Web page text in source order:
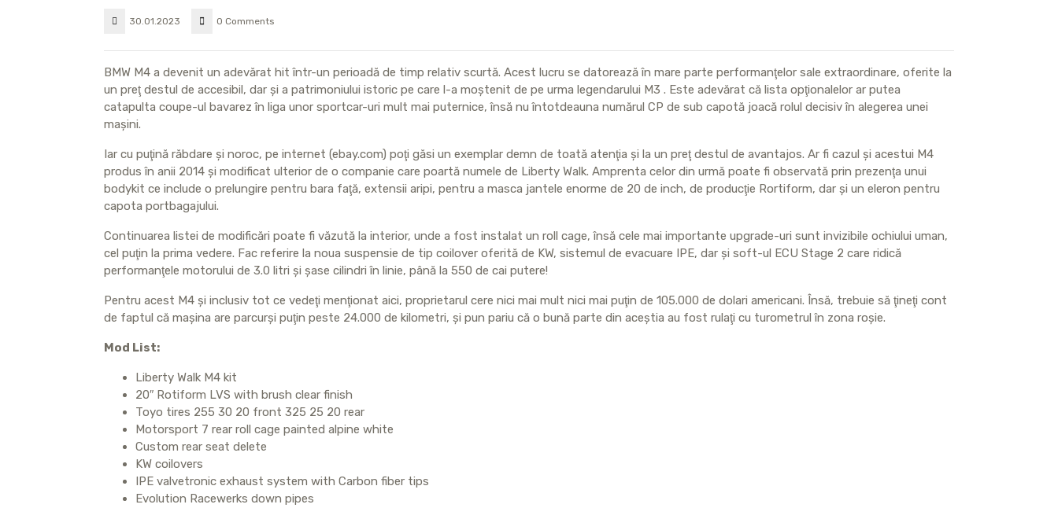
30.01.2023 0 Comments
BMW M4 a devenit un adevărat hit într-un perioadă de timp relativ scurtă. Acest lucru se datorează în mare parte performanţelor sale extraordinare, oferite la
un preţ destul de accesibil, dar şi a patrimoniului istoric pe care l-a moştenit de pe urma legendarului M3 . Este adevărat că lista opţionalelor ar putea
catapulta coupe-ul bavarez în liga unor sportcar-uri mult mai puternice, însă nu întotdeauna numărul CP de sub capotă joacă rolul decisiv în alegerea unei
maşini.
Iar cu puţină răbdare şi noroc, pe internet (ebay.com) poţi găsi un exemplar demn de toată atenţia şi la un preţ destul de avantajos. Ar fi cazul şi acestui M4
produs în anii 2014 şi modificat ulterior de o companie care poartă numele de Liberty Walk. Amprenta celor din urmă poate fi observată prin prezenţa unui
bodykit ce include o prelungire pentru bara faţă, extensii aripi, pentru a masca jantele enorme de 20 de inch, de producţie Rortiform, dar şi un eleron pentru
capota portbagajului.
Continuarea listei de modificări poate fi văzută la interior, unde a fost instalat un roll cage, însă cele mai importante upgrade-uri sunt invizibile ochiului uman,
cel puţin la prima vedere. Fac referire la noua suspensie de tip coilover oferită de KW, sistemul de evacuare IPE, dar şi soft-ul ECU Stage 2 care ridică
performanţele motorului de 3.0 litri şi şase cilindri în linie, până la 550 de cai putere!
Pentru acest M4 şi inclusiv tot ce vedeţi menţionat aici, proprietarul cere nici mai mult nici mai puţin de 105.000 de dolari americani. Însă, trebuie să ţineţi cont
de faptul că maşina are parcurşi puţin peste 24.000 de kilometri, şi pun pariu că o bună parte din aceştia au fost rulaţi cu turometrul în zona roşie.
Mod List:
Liberty Walk M4 kit
20″ Rotiform LVS with brush clear finish
Toyo tires 255 30 20 front 325 25 20 rear
Motorsport 7 rear roll cage painted alpine white
Custom rear seat delete
KW coilovers
IPE valvetronic exhaust system with Carbon fiber tips
Evolution Racewerks down pipes